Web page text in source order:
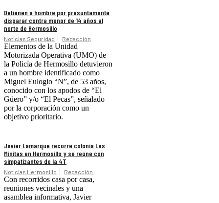
Detienen a hombre por presuntamente
disparar contra menor de 14 años al
norte de Hermosillo
Noticias Seguridad Redacción
Elementos de la Unidad
Motorizada Operativa (UMO) de
la Policía de Hermosillo detuvieron
a un hombre identificado como
Miguel Eulogio “N”, de 53 años,
conocido con los apodos de “El
Güero” y/o “El Pecas”, señalado
por la corporación como un
objetivo prioritario.
Javier Lamarque recorre colonia Las
Minitas en Hermosillo y se reúne con
simpatizantes de la 4T
Noticias Hermosillo Redacción
Con recorridos casa por casa,
reuniones vecinales y una
asamblea informativa, Javier